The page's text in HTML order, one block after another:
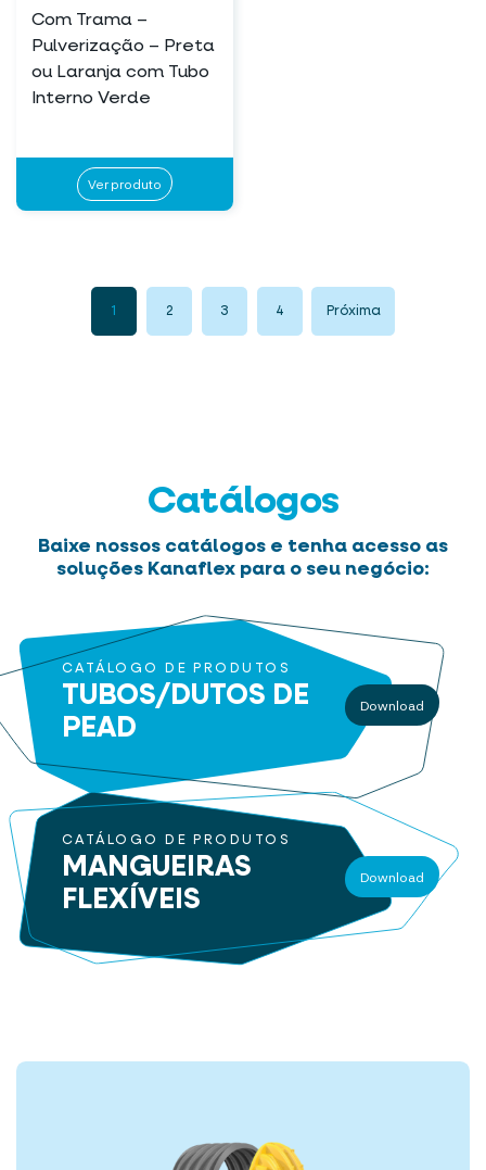
Com Trama –
Pulverização – Preta
ou Laranja com Tubo
Interno Verde
Ver produto
1 2 3 4 Próxima
Catálogos
Baixe nossos catálogos e tenha acesso as
soluções Kanaflex para o seu negócio:
CATÁLOGO DE PRODUTOS
TUBOS/DUTOS DE
PEAD
Download
CATÁLOGO DE PRODUTOS
MANGUEIRAS
FLEXÍVEIS
Download